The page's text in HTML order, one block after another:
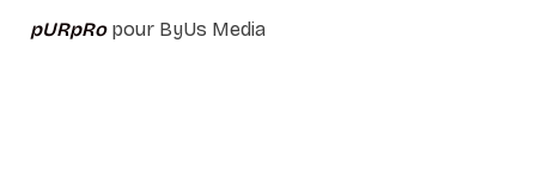
pURpRo pour ByUs Media